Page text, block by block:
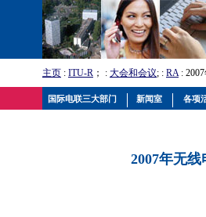
主页 : ITU-R ； : 大会和会议; : RA:
2007年无
国际电联三大部门 新闻室 各项